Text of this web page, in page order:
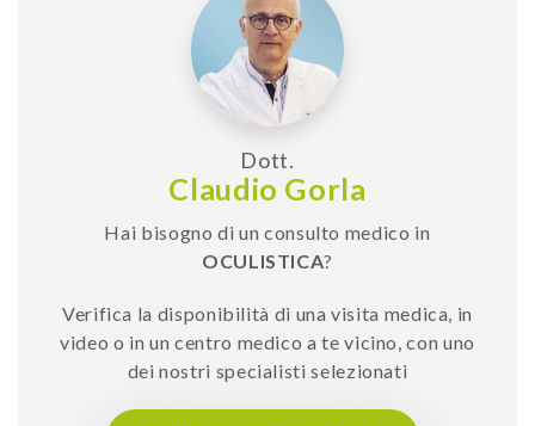
Dott.
Claudio Gorla
Hai bisogno di un consulto medico in
OCULISTICA?
Verifica la disponibilità di una visita medica, in
video o in un centro medico a te vicino, con uno
dei nostri specialisti selezionati